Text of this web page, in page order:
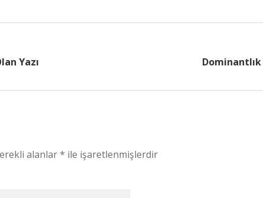
Yazı
alanlar* ile işaretlenmişlerdir